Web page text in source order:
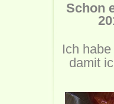
Schon
Ich
damit